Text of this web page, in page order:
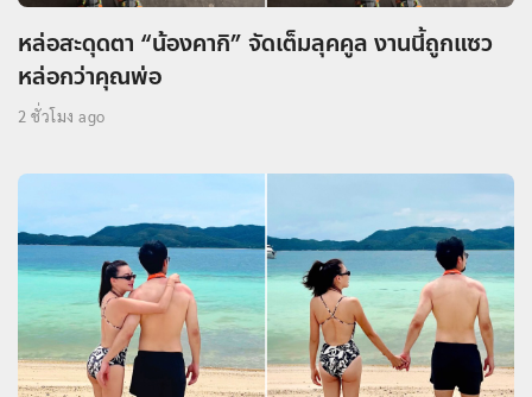
หล่อสะดุดตา “น้องคากิ” จัดเต็มลุคคูล งานนี้ถูกแซว
หล่อกว่าคุณพ่อ
2 ชั่วโมง ago